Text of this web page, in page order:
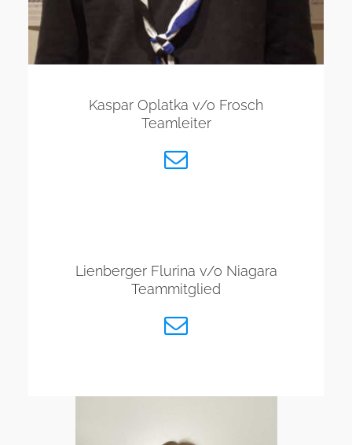
Kaspar Oplatka v/o Frosch
Teamleiter
Lienberger Flurina v/o Niagara
Teammitglied